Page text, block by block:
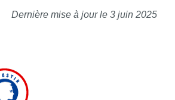
Dernière mise à jour le 3 juin 2025